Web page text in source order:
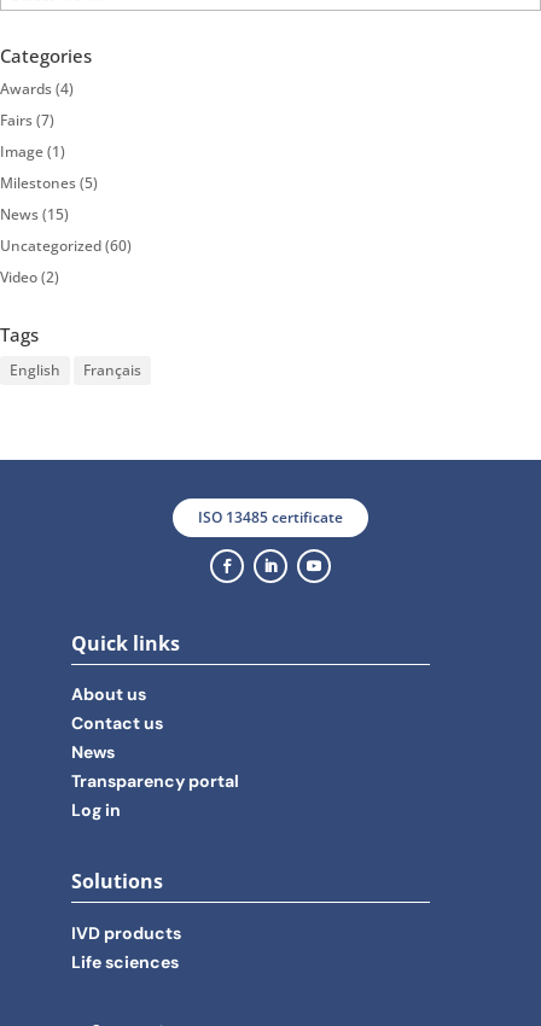
Archive
Categories
Awards(4)
Fairs(7)
Image(1)
Milestones(5)
News(15)
Uncategorized(60)
Video(2)
Tags
English Français
ISO 13485 certificate
Quick links
About us
Contact us
News
Transparency portal
Log in
Solutions
IVD products
Life sciences